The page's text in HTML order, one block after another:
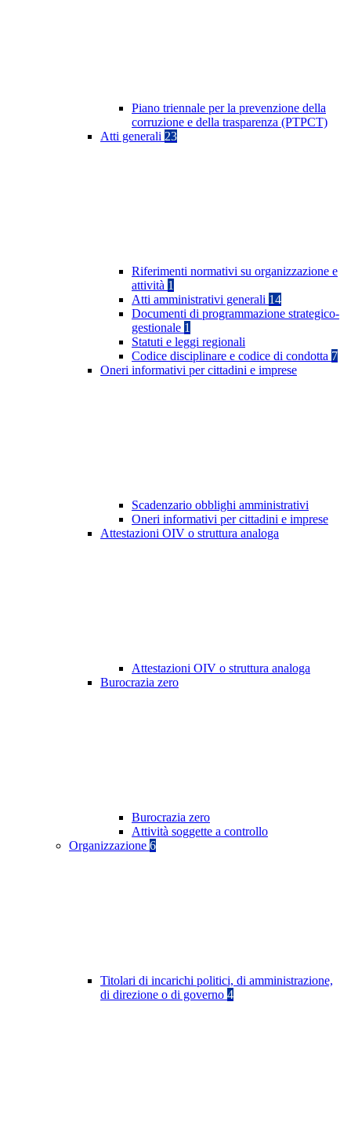
Piano triennale per la prevenzione della
corruzione e della trasparenza (PTPCT)
Atti generali 23
Riferimenti normativi su organizzazione e
attività 1
Atti amministrativi generali 14
Documenti di programmazione strategico-
gestionale 1
Statuti e leggi regionali
Codice disciplinare e codice di condotta 7
Oneri informativi per cittadini e imprese
Scadenzario obblighi amministrativi
Oneri informativi per cittadini e imprese
Attestazioni OIV o struttura analoga
Attestazioni OIV o struttura analoga
Burocrazia zero
Burocrazia zero
Attività soggette a controllo
Organizzazione 6
Titolari di incarichi politici, di amministrazione,
di direzione o di governo 4